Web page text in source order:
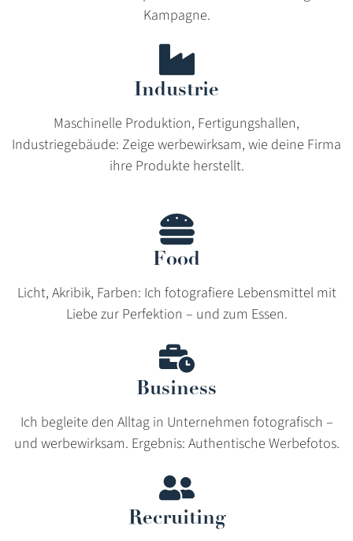
Kampagne.
Industrie
Maschinelle Produktion, Fertigungshallen,
Industriegebäude: Zeige werbewirksam, wie deine Firma
ihre Produkte herstellt.
Food
Licht, Akribik, Farben: Ich fotografiere Lebensmittel mit
Liebe zur Perfektion – und zum Essen.
Business
Ich begleite den Alltag in Unternehmen fotografisch –
und werbewirksam. Ergebnis: Authentische Werbefotos.
Recruiting